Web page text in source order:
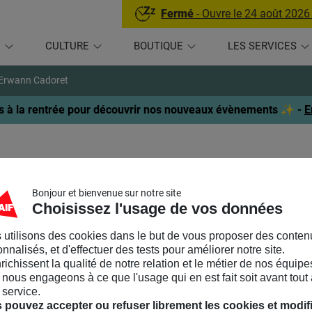
Fermé - Ouvre le 24 août
CULTURE BOUTIQUE LES SERVICES
Cadoret
à la rentrée pour découvrir nos nouveaux évènements ✨ -
les compagnies en résidence, il travaille en même temps
puis rejoint la compagnie 2 Rien Merci. Pendant la
un trapèze. Au fil des années, il construit un manège, une
Bonjour et bienvenue sur notre site
Choisissez l'usage de vos données
utilisons des cookies dans le but de vous proposer des
et d'effectuer des tests pour améliorer notre site.
la qualité de notre relation et le métier de nos
nous engageons à ce que l'usage qui en est fait soit avant tout
pouvez accepter ou refuser librement les cookies et